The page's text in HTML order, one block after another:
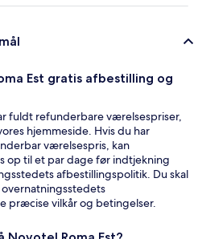
Est gratis afbestilling og
fuldt refunderbare værelsespriser,
hjemmeside. Hvis du har
værelsespris, kan
op til et par dage før indtjekning
afbestillingspolitik. Du skal
præcise vilkår og betingelser.